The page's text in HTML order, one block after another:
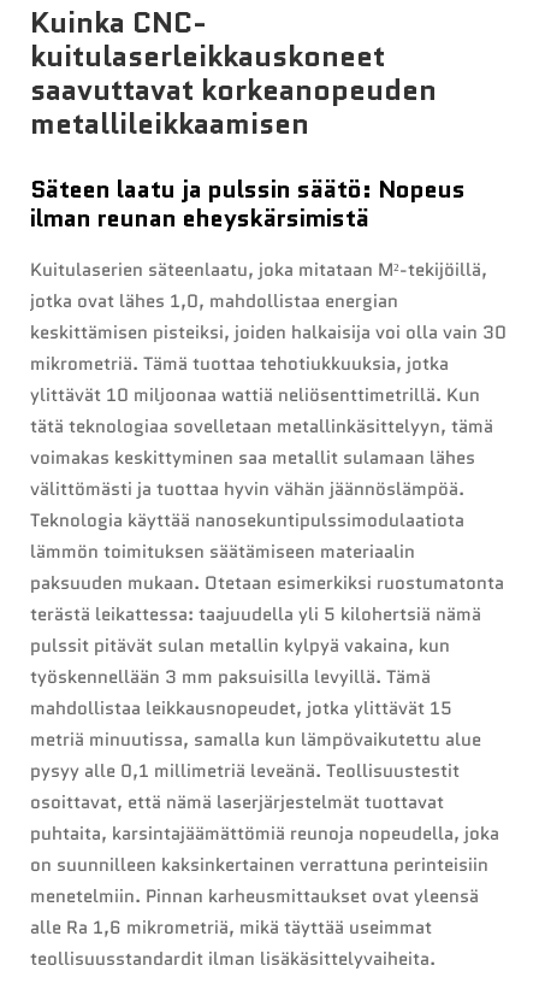
Kuinka CNC-
kuitulaserleikkauskoneet
saavuttavat korkeanopeuden
metallileikkaamisen
Säteen laatu ja pulssin säätö: Nopeus
ilman reunan eheyskärsimistä
Kuitulaserien säteenlaatu, joka mitataan M²-tekijöillä,
jotka ovat lähes 1,0, mahdollistaa energian
keskittämisen pisteiksi, joiden halkaisija voi olla vain 30
mikrometriä. Tämä tuottaa tehotiukkuuksia, jotka
ylittävät 10 miljoonaa wattiä neliösenttimetrillä. Kun
tätä teknologiaa sovelletaan metallinkäsittelyyn, tämä
voimakas keskittyminen saa metallit sulamaan lähes
välittömästi ja tuottaa hyvin vähän jäännöslämpöä.
Teknologia käyttää nanosekuntipulssimodulaatiota
lämmön toimituksen säätämiseen materiaalin
paksuuden mukaan. Otetaan esimerkiksi ruostumatonta
terästä leikattessa: taajuudella yli 5 kilohertsiä nämä
pulssit pitävät sulan metallin kylpyä vakaina, kun
työskennellään 3 mm paksuisilla levyillä. Tämä
mahdollistaa leikkausnopeudet, jotka ylittävät 15
metriä minuutissa, samalla kun lämpövaikutettu alue
pysyy alle 0,1 millimetriä leveänä. Teollisuustestit
osoittavat, että nämä laserjärjestelmät tuottavat
puhtaita, karsintajäämättömiä reunoja nopeudella, joka
on suunnilleen kaksinkertainen verrattuna perinteisiin
menetelmiin. Pinnan karheusmittaukset ovat yleensä
alle Ra 1,6 mikrometriä, mikä täyttää useimmat
teollisuusstandardit ilman lisäkäsittelyvaiheita.